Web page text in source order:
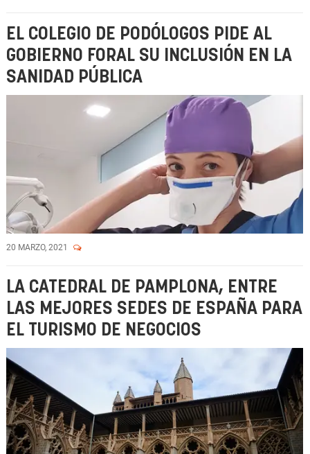
EL COLEGIO DE PODÓLOGOS PIDE AL
GOBIERNO FORAL SU INCLUSIÓN EN LA
SANIDAD PÚBLICA
20 MARZO, 2021
LA CATEDRAL DE PAMPLONA, ENTRE
LAS MEJORES SEDES DE ESPAÑA PARA
EL TURISMO DE NEGOCIOS